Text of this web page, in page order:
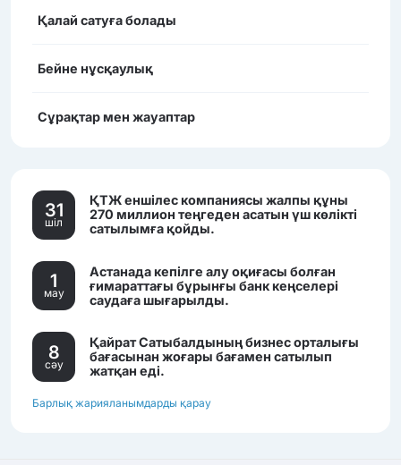
Қалай сатуға болады
Бейне нұсқаулық
Сұрақтар мен жауаптар
31
шiл
ҚТЖ еншілес компаниясы жалпы құны
270 миллион теңгеден асатын үш көлікті
сатылымға қойды.
1
мау
Астанада кепілге алу оқиғасы болған
ғимараттағы бұрынғы банк кеңселері
саудаға шығарылды.
8
сәу
Қайрат Сатыбалдының бизнес орталығы
бағасынан жоғары бағамен сатылып
жатқан еді.
Барлық жарияланымдарды қарау